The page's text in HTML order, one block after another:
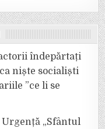
îndepărtați
niște socialiști
”ce li se
„Sfântul